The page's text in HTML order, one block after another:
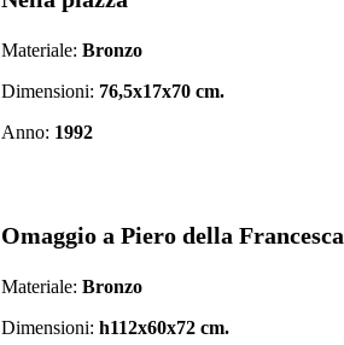
Materiale: Bronzo
Dimensioni: 76,5x17x70 cm.
Anno: 1992
Omaggio a Piero della Francesca
Materiale: Bronzo
Dimensioni: h112x60x72 cm.